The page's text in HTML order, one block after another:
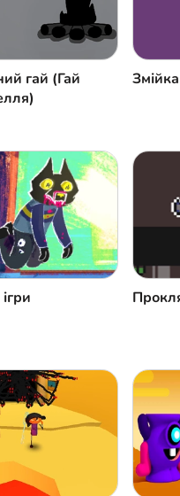
гай (Гай